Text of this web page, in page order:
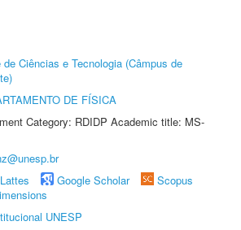
de Ciências e Tecnologia (Câmpus de
DE FÍSICA
Category: RDIDP Academic title: MS-
Google Scholar
Scopus
UNESP